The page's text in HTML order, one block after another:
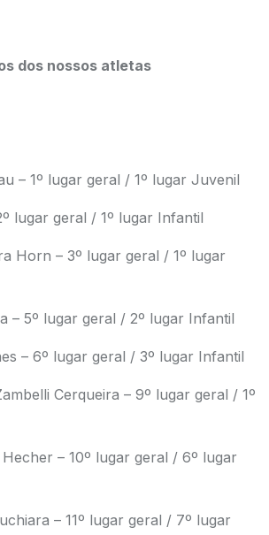
dos nossos atletas
– 1º lugar geral / 1º lugar Juvenil
lugar geral / 1º lugar Infantil
Horn – 3º lugar geral / 1º lugar
– 5º lugar geral / 2º lugar Infantil
– 6º lugar geral / 3º lugar Infantil
Cerqueira – 9º lugar geral / 1º
– 10º lugar geral / 6º lugar
– 11º lugar geral / 7º lugar